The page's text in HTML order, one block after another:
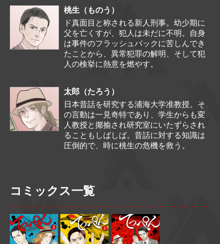
桃生 （ものう）
ド真面目と称される新人刑事。幼少期に
父を亡くすが、犯人は未だに不明。自身
は事件のフラッシュバックに苦しんでき
たことから、異常犯罪の解明、そして犯
人の検挙に熱意を燃やす。
太郎 （たろう）
日本昔話を研究する浦海大学准教授。そ
の言動は一見奇特であり、学生からも変
人教授と揶揄され研究室にいたずらされ
ることもしばしば。昔話に対する知識は
圧倒的で、時に桃生の危機を救う。
コミックス一覧